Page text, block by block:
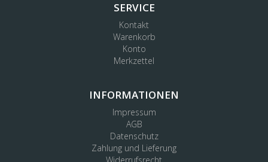
SERVICE
Kontakt
Warenkorb
Konto
Merkzettel
INFORMATIONEN
Impressum
AGB
Datenschutz
Zahlung und Lieferung